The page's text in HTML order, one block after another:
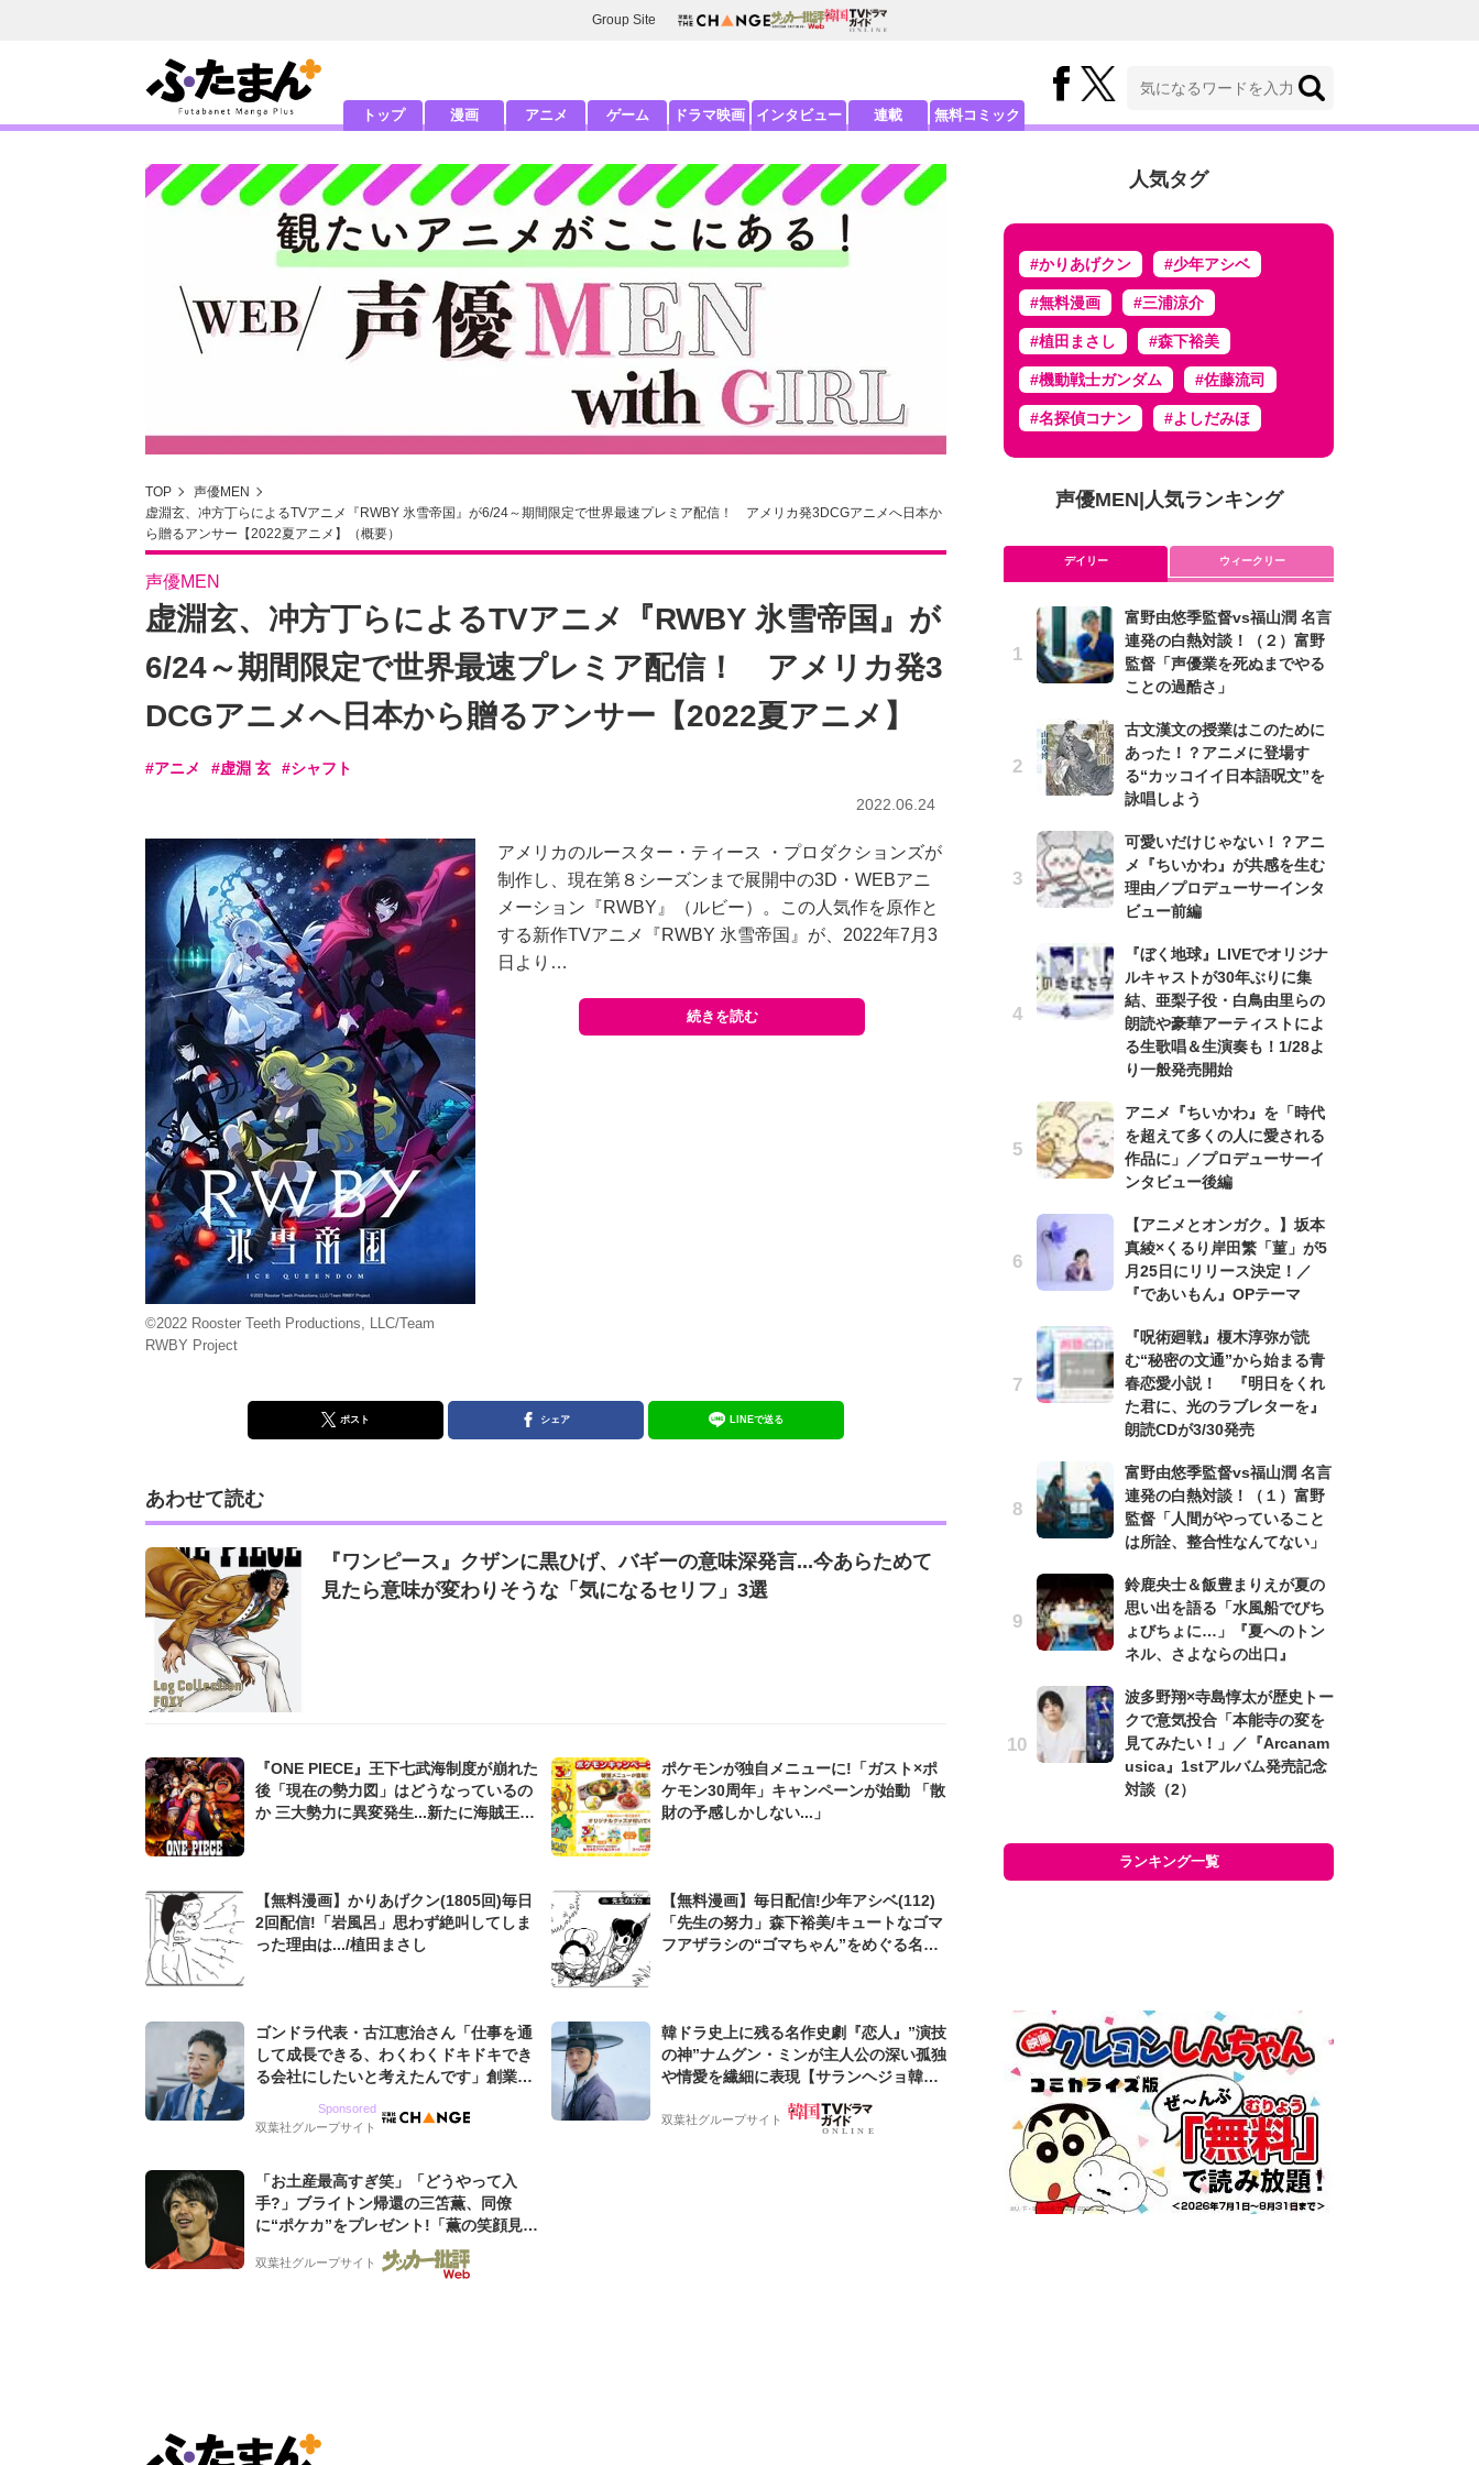
Group Site
トップ 漫画 アニメ ゲーム ドラマ映画 インタビュー 連載 無料コミック
TOP
声優MEN
虚淵玄、冲方丁らによるTVアニメ『RWBY 氷雪帝国』が6/24～期間限定で世界最速プレミア配信！ アメリカ発3DCGアニメへ日本か
ら贈るアンサー【2022夏アニメ】（概要）
声優MEN
虚淵玄、冲方丁らによるTVアニメ『RWBY 氷雪帝国』が
6/24～期間限定で世界最速プレミア配信！ アメリカ発3
DCGアニメへ日本から贈るアンサー【2022夏アニメ】
#アニメ #虚淵 玄 #シャフト
2022.06.24
©2022 Rooster Teeth Productions, LLC/Team
RWBY Project
アメリカのルースター・ティース ・プロダクションズが
制作し、現在第８シーズンまで展開中の3D・WEBアニ
メーション『RWBY』（ルビー）。この人気作を原作と
する新作TVアニメ『RWBY 氷雪帝国』が、2022年7月3
日より…
続きを読む
ポスト シェア LINEで送る
あわせて読む
『ワンピース』クザンに黒ひげ、バギーの意味深発言...今あらためて
見たら意味が変わりそうな「気になるセリフ」3選
『ONE PIECE』王下七武海制度が崩れた
後「現在の勢力図」はどうなっているの
か 三大勢力に異変発生...新たに海賊王を
ポケモンが独自メニューに!「ガスト×ポ
ケモン30周年」キャンペーンが始動 「散
財の予感しかしない...」
【無料漫画】かりあげクン(1805回)毎日
2回配信!「岩風呂」思わず絶叫してしま
った理由は.../植田まさし
【無料漫画】毎日配信!少年アシベ(112)
「先生の努力」森下裕美/キュートなゴマ
フアザラシの“ゴマちゃん”をめぐる名作
ゴンドラ代表・古江恵治さん「仕事を通
して成長できる、わくわくドキドキでき
る会社にしたいと考えたんです」創業来
グ会社のアイデンティティ
Sponsored
双葉社グループサイト
韓ドラ史上に残る名作史劇『恋人』”演技
の神”ナムグン・ミンが主人公の深い孤独
や情愛を繊細に表現【サランヘジョ韓ド
双葉社グループサイト
「お土産最高すぎ笑」「どうやって入
手?」ブライトン帰還の三笘薫、同僚
に“ポケカ”をプレゼント!「薫の笑顔見れ
てよかった」「大喜びのリュテル可愛す
ぎ」
双葉社グループサイト
人気タグ
#かりあげクン #少年アシベ
#無料漫画 #三浦涼介
#植田まさし #森下裕美
#機動戦士ガンダム #佐藤流司
#名探偵コナン #よしだみほ
声優MEN| 人気ランキング
デイリー ウィークリー
富野由悠季監督vs福山潤 名言
連発の白熱対談！（２）富野
監督「声優業を死ぬまでやる
ことの過酷さ」
古文漢文の授業はこのために
あった！？アニメに登場す
る“カッコイイ日本語呪文”を
詠唱しよう
可愛いだけじゃない！？アニ
メ『ちいかわ』が共感を生む
理由／プロデューサーインタ
ビュー前編
『ぼく地球』LIVEでオリジナ
ルキャストが30年ぶりに集
結、亜梨子役・白鳥由里らの
朗読や豪華アーティストによ
る生歌唱＆生演奏も！1/28よ
り一般発売開始
アニメ『ちいかわ』を「時代
を超えて多くの人に愛される
作品に」／プロデューサーイ
ンタビュー後編
【アニメとオンガク。】坂本
真綾×くるり岸田繁「菫」が5
月25日にリリース決定！／
『であいもん』OPテーマ
『呪術廻戦』榎木淳弥が読
む“秘密の文通”から始まる青
春恋愛小説！ 『明日をくれ
た君に、光のラブレターを』
朗読CDが3/30発売
富野由悠季監督vs福山潤 名言
連発の白熱対談！（１）富野
監督「人間がやっていること
は所詮、整合性なんてない」
鈴鹿央士＆飯豊まりえが夏の
思い出を語る「水風船でびち
ょびちょに…」『夏へのトン
ネル、さよならの出口』
波多野翔×寺島惇太が歴史トー
クで意気投合「本能寺の変を
見てみたい！」／『Arcanam
usica』1stアルバム発売記念
対談（2）
ランキング一覧